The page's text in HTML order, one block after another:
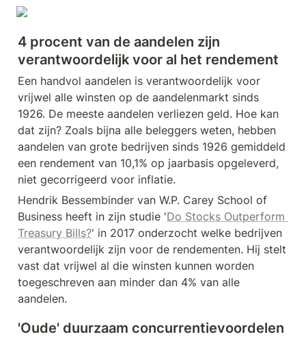
effects have accounted for
approximately 70% of the value
4 procent van de aandelen zijn
verantwoordelijk voor al het rendement
Een handvol aandelen is verantwoordelijk voor
vrijwel alle winsten op de aandelenmarkt sinds
1926. De meeste aandelen verliezen geld. Hoe kan
dat zijn? Zoals bijna alle beleggers weten, hebben
aandelen van grote bedrijven sinds 1926 gemiddeld
een rendement van 10,1% op jaarbasis opgeleverd,
niet gecorrigeerd voor inflatie.
Hendrik Bessembinder van W.P. Carey School of
Business heeft in zijn studie 'Do Stocks Outperform
Treasury Bills?' in 2017 onderzocht welke bedrijven
verantwoordelijk zijn voor de rendementen. Hij stelt
vast dat vrijwel al die winsten kunnen worden
toegeschreven aan minder dan 4% van alle
aandelen.
'Oude' duurzaam concurrentievoordelen